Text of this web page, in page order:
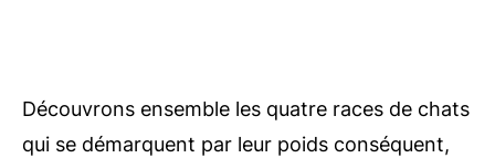
Découvrons ensemble les quatre races de chats
qui se démarquent par leur poids conséquent,